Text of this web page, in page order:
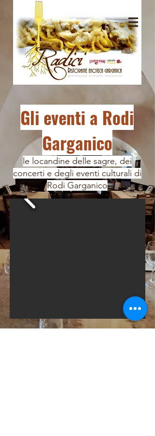
Gli eventi a Rodi
Garganico
le locandine delle sagre, dei
concerti e degli eventi culturali di
Rodi Garganico